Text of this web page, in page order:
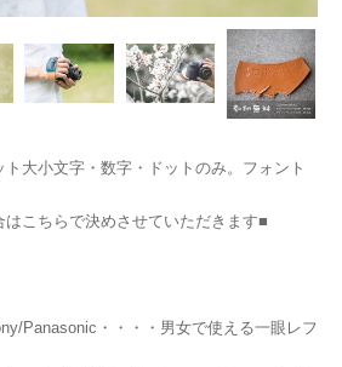
大小文字・数字・ドットのみ。フォント
こちらで決めさせていただきます■
Panasonic・・・・男女で使える一眼レフ